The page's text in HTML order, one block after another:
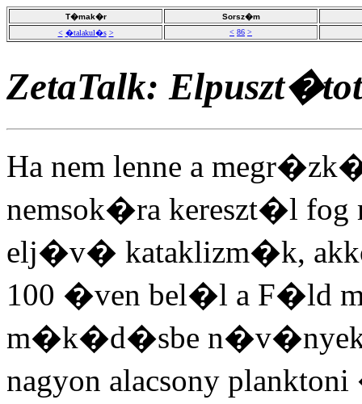
T�mak�r
Sorsz�m
< �talakul�s > < 86 >
ZetaTalk:
Ha nem lenne a
nemsok�ra kereszt�l fog
elj�v� kataklizm�k,
100 �ven bel�l a F�ld
m�k�d�sbe
nagyon alacsony